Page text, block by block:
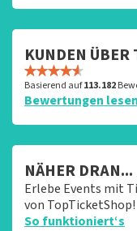
KUNDEN
Basierend auf113.182
Bewertungen lesen
NÄHER
Erlebe Events mit
von TopTicketShop!
So funktioniert‘s